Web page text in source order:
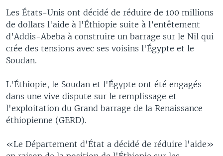
Les États-Unis ont décidé de réduire de 100 millions
de dollars l'aide à l'Éthiopie suite à l’entêtement
d’Addis-Abeba à construire un barrage sur le Nil qui
crée des tensions avec ses voisins l'Égypte et le
Soudan.
L'Éthiopie, le Soudan et l'Égypte ont été engagés
dans une vive dispute sur le remplissage et
l'exploitation du Grand barrage de la Renaissance
éthiopienne (GERD).
«Le Département d'État a décidé de réduire l'aide»